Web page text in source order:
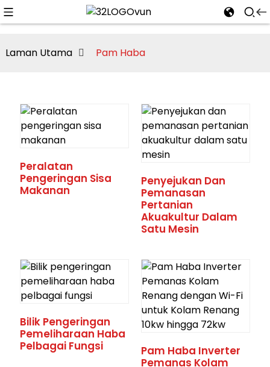
Laman Utama Pam Haba
Peralatan
Pengeringan Sisa
Makanan
Penyejukan Dan
Pemanasan
Pertanian
Akuakultur Dalam
Satu Mesin
Bilik Pengeringan
Pemeliharaan Haba
Pelbagai Fungsi
Pam Haba Inverter
Pemanas Kolam